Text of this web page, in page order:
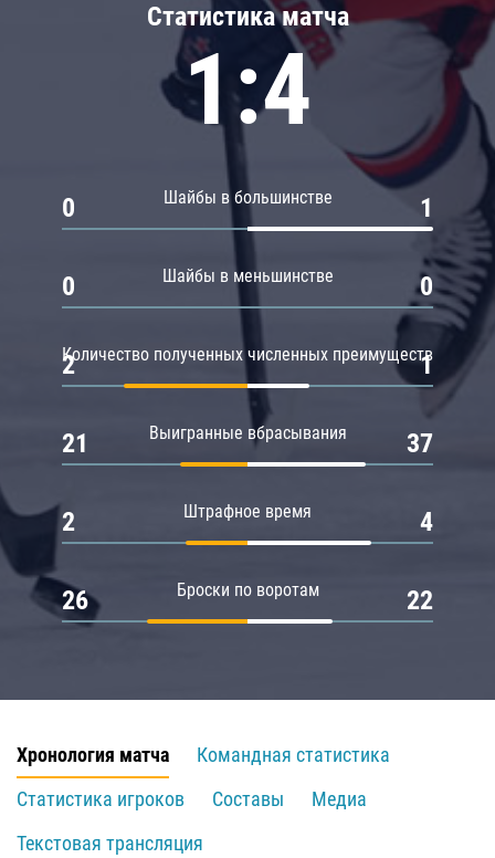
Статистика матча
1:4
Шайбы в большинстве
0 1
Шайбы в меньшинстве
0 0
Количество полученных численных преимуществ
2 1
Выигранные вбрасывания
21 37
Штрафное время
2 4
Броски по воротам
26 22
Хронология матча
Командная статистика
Статистика игроков
Составы
Медиа
Текстовая трансляция